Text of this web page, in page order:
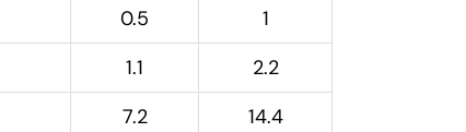
0.5
1
1.1
2.2
7.2
14.4